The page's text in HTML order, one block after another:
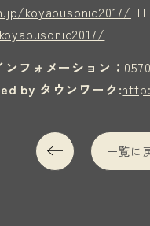
koyabusonic2017/
フォメーション：
by タウンワーク:
一覧に